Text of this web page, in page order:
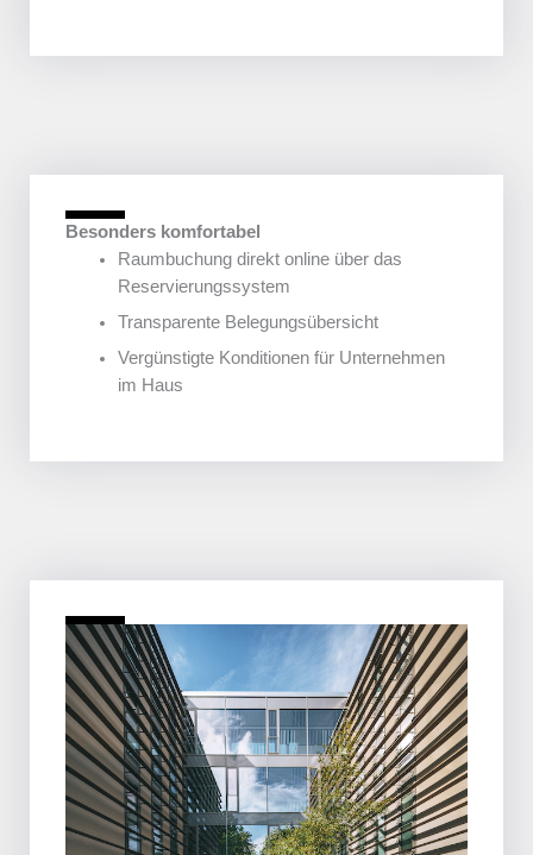
Besonders komfortabel
Raumbuchung direkt online über das
Reservierungssystem
Transparente Belegungsübersicht
Vergünstigte Konditionen für Unternehmen
im Haus